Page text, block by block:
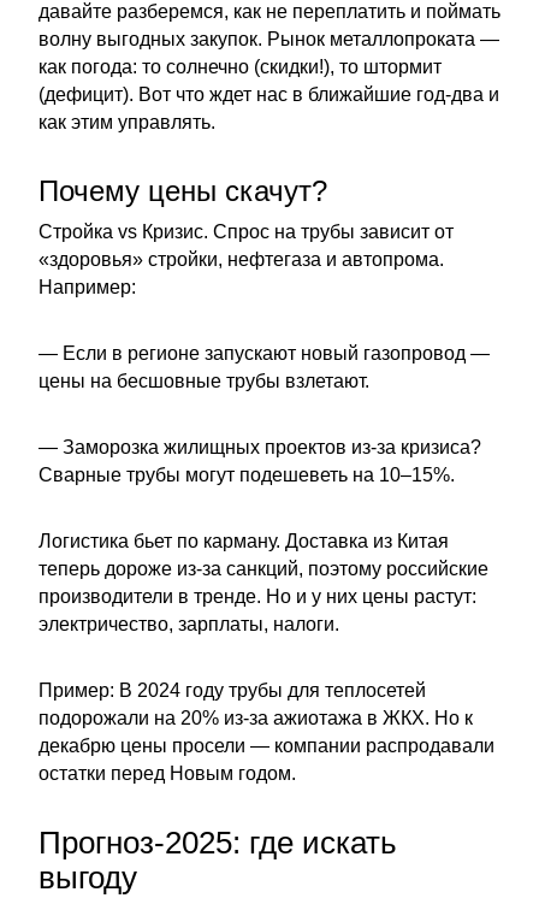
давайте разберемся, как не переплатить и поймать
волну выгодных закупок. Рынок металлопроката —
как погода: то солнечно (скидки!), то штормит
(дефицит). Вот что ждет нас в ближайшие год-два и
как этим управлять.
Почему цены скачут?
Стройка vs Кризис. Спрос на трубы зависит от
«здоровья» стройки, нефтегаза и автопрома.
Например:
— Если в регионе запускают новый газопровод —
цены на бесшовные трубы взлетают.
— Заморозка жилищных проектов из-за кризиса?
Сварные трубы могут подешеветь на 10–15%.
Логистика бьет по карману. Доставка из Китая
теперь дороже из-за санкций, поэтому российские
производители в тренде. Но и у них цены растут:
электричество, зарплаты, налоги.
Пример: В 2024 году трубы для теплосетей
подорожали на 20% из-за ажиотажа в ЖКХ. Но к
декабрю цены просели — компании распродавали
остатки перед Новым годом.
Прогноз-2025: где искать
выгоду